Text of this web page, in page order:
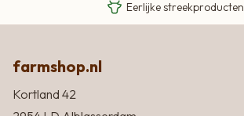
Eerlijke streekproducten
farmshop.nl
Kortland 42